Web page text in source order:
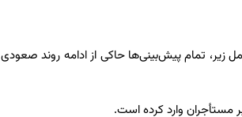
زیر، تمام پیش‌بینی‌ها حاکی از ادامه روند صعودی